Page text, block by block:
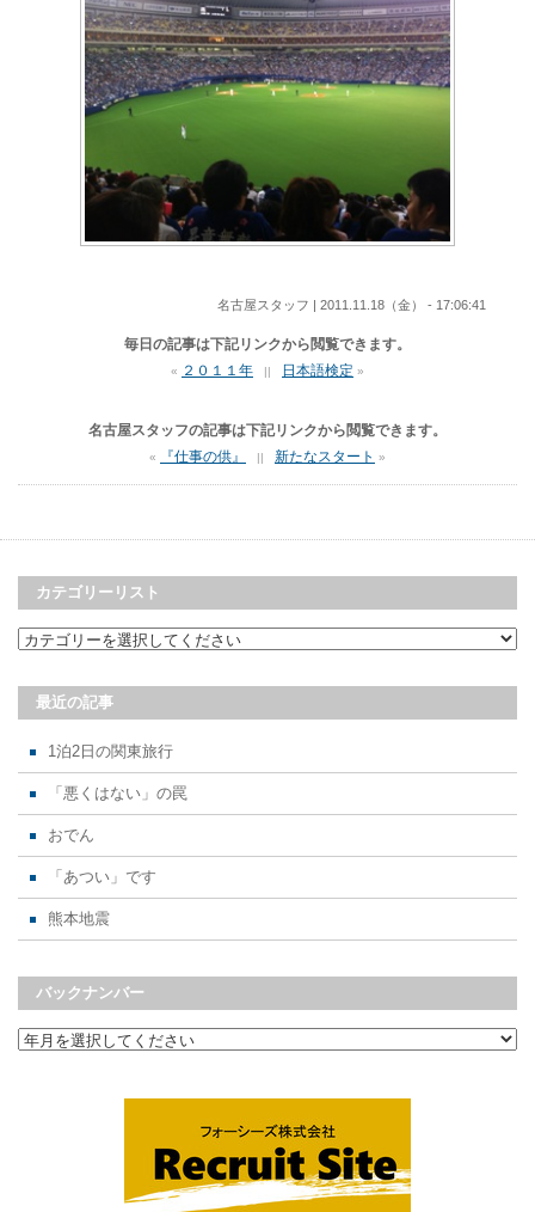
名古屋スタッフ | 2011.11.18（金） - 17:06:41
毎日の記事は下記リンクから閲覧できます。
« ２０１１年 || 日本語検定 »
名古屋スタッフの記事は下記リンクから閲覧できます。
« 『仕事の供』 || 新たなスタート »
カテゴリーリスト
最近の記事
1泊2日の関東旅行
「悪くはない」の罠
おでん
「あつい」です
熊本地震
バックナンバー